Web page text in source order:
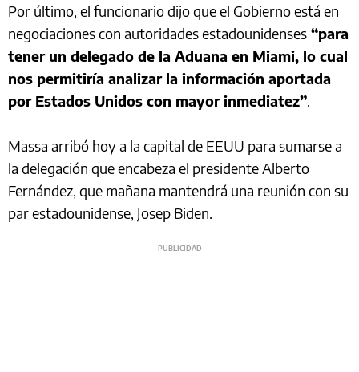
Por último, el funcionario dijo que el Gobierno está en
negociaciones con autoridades estadounidenses “para
tener un delegado de la Aduana en Miami, lo cual
nos permitiría analizar la información aportada
por Estados Unidos con mayor inmediatez”.
Massa arribó hoy a la capital de EEUU para sumarse a
la delegación que encabeza el presidente Alberto
Fernández, que mañana mantendrá una reunión con su
par estadounidense, Josep Biden.